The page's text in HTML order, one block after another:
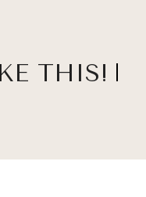
THIS!